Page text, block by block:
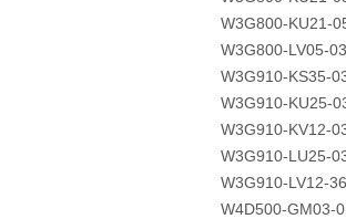
W3G800-KU21-
W3G800-LV05-
W3G910-KS35-
W3G910-KU25-
W3G910-KV12-
W3G910-LU25-
W3G910-LV12-
W4D500-GM03-